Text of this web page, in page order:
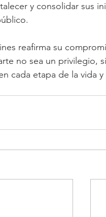
y consolidar sus
reafirma su
no sea un privilegio,
cada etapa de la vida